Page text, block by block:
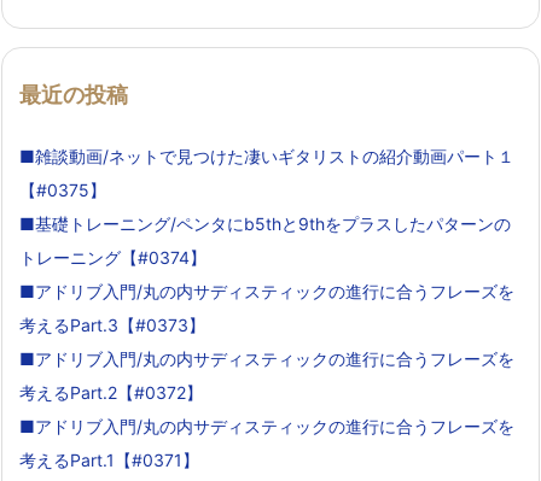
最近の投稿
■雑談動画/ネットで見つけた凄いギタリストの紹介動画パート１
【#0375】
■基礎トレーニング/ペンタにb5thと9thをプラスしたパターンの
トレーニング【#0374】
■アドリブ入門/丸の内サディスティックの進行に合うフレーズを
考えるPart.3【#0373】
■アドリブ入門/丸の内サディスティックの進行に合うフレーズを
考えるPart.2【#0372】
■アドリブ入門/丸の内サディスティックの進行に合うフレーズを
考えるPart.1【#0371】